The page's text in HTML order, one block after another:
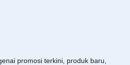
promosi terkini, produk baru,